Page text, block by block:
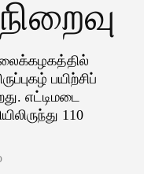
பயிற்சிப்
எட்டிமடை
110